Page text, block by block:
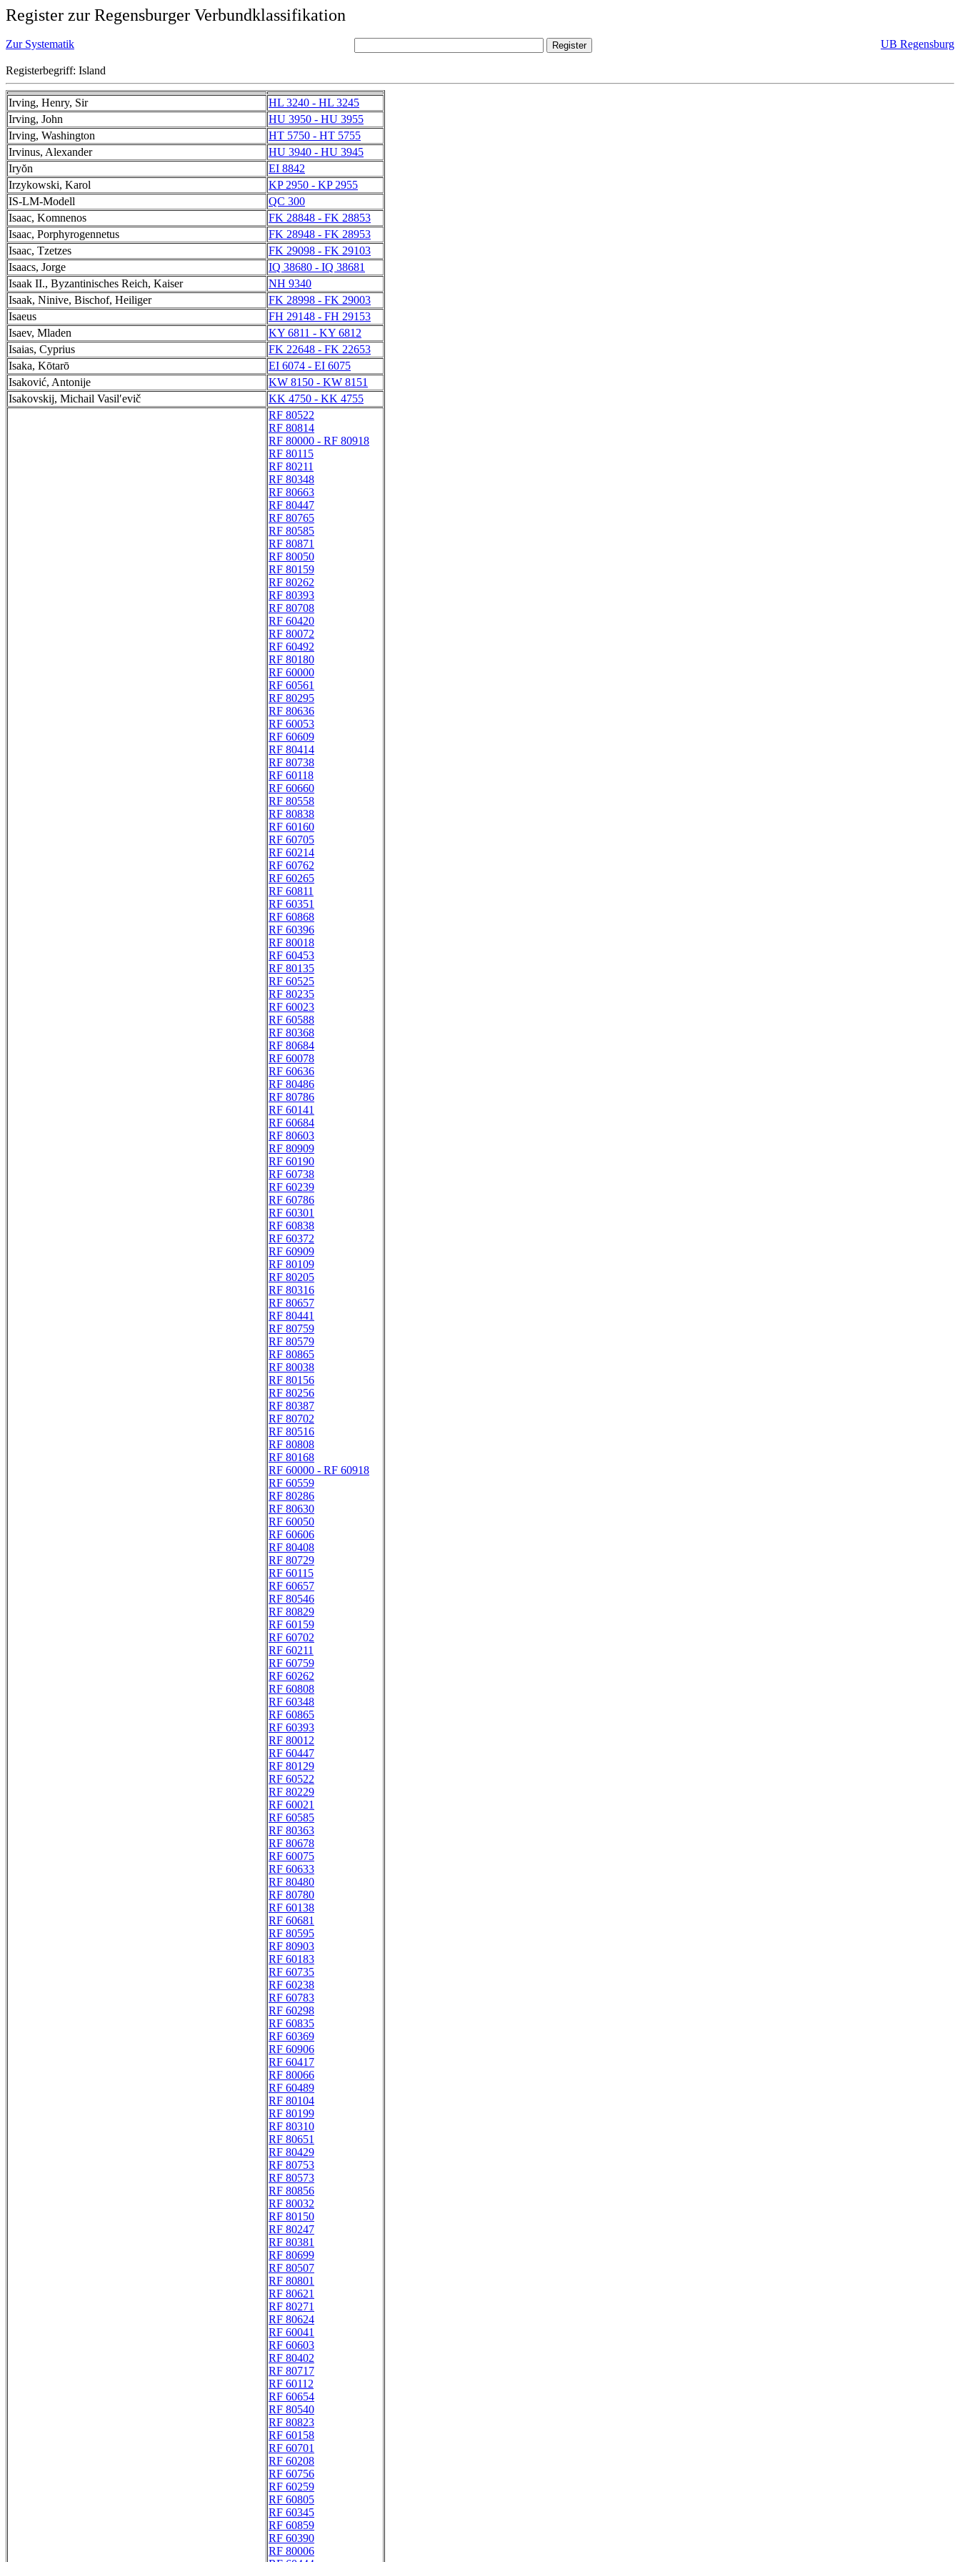
Register zur Regensburger Verbundklassifikation
Zur Systematik UB Regensburg
Registerbegriff: Island
Irving, Henry, Sir
HL 3240 - HL 3245
Irving, John
HU 3950 - HU 3955
Irving, Washington
HT 5750 - HT 5755
Irvinus, Alexander
HU 3940 - HU 3945
Iryŏn
EI 8842
Irzykowski, Karol
KP 2950 - KP 2955
IS-LM-Modell
QC 300
Isaac, Komnenos
FK 28848 - FK 28853
Isaac, Porphyrogennetus
FK 28948 - FK 28953
Isaac, Tzetzes
FK 29098 - FK 29103
Isaacs, Jorge
IQ 38680 - IQ 38681
Isaak II., Byzantinisches Reich, Kaiser
NH 9340
Isaak, Ninive, Bischof, Heiliger
FK 28998 - FK 29003
Isaeus
FH 29148 - FH 29153
Isaev, Mladen
KY 6811 - KY 6812
Isaias, Cyprius
FK 22648 - FK 22653
Isaka, Kōtarō
EI 6074 - EI 6075
Isaković, Antonije
KW 8150 - KW 8151
Isakovskij, Michail Vasilʹevič
KK 4750 - KK 4755
RF 80522
RF 80814
RF 80000 - RF 80918
RF 80115
RF 80211
RF 80348
RF 80663
RF 80447
RF 80765
RF 80585
RF 80871
RF 80050
RF 80159
RF 80262
RF 80393
RF 80708
RF 60420
RF 80072
RF 60492
RF 80180
RF 60000
RF 60561
RF 80295
RF 80636
RF 60053
RF 60609
RF 80414
RF 80738
RF 60118
RF 60660
RF 80558
RF 80838
RF 60160
RF 60705
RF 60214
RF 60762
RF 60265
RF 60811
RF 60351
RF 60868
RF 60396
RF 80018
RF 60453
RF 80135
RF 60525
RF 80235
RF 60023
RF 60588
RF 80368
RF 80684
RF 60078
RF 60636
RF 80486
RF 80786
RF 60141
RF 60684
RF 80603
RF 80909
RF 60190
RF 60738
RF 60239
RF 60786
RF 60301
RF 60838
RF 60372
RF 60909
RF 80109
RF 80205
RF 80316
RF 80657
RF 80441
RF 80759
RF 80579
RF 80865
RF 80038
RF 80156
RF 80256
RF 80387
RF 80702
RF 80516
RF 80808
RF 80168
RF 60000 - RF 60918
RF 60559
RF 80286
RF 80630
RF 60050
RF 60606
RF 80408
RF 80729
RF 60115
RF 60657
RF 80546
RF 80829
RF 60159
RF 60702
RF 60211
RF 60759
RF 60262
RF 60808
RF 60348
RF 60865
RF 60393
RF 80012
RF 60447
RF 80129
RF 60522
RF 80229
RF 60021
RF 60585
RF 80363
RF 80678
RF 60075
RF 60633
RF 80480
RF 80780
RF 60138
RF 60681
RF 80595
RF 80903
RF 60183
RF 60735
RF 60238
RF 60783
RF 60298
RF 60835
RF 60369
RF 60906
RF 60417
RF 80066
RF 60489
RF 80104
RF 80199
RF 80310
RF 80651
RF 80429
RF 80753
RF 80573
RF 80856
RF 80032
RF 80150
RF 80247
RF 80381
RF 80699
RF 80507
RF 80801
RF 80621
RF 80271
RF 80624
RF 60041
RF 60603
RF 80402
RF 80717
RF 60112
RF 60654
RF 80540
RF 80823
RF 60158
RF 60701
RF 60208
RF 60756
RF 60259
RF 60805
RF 60345
RF 60859
RF 60390
RF 80006